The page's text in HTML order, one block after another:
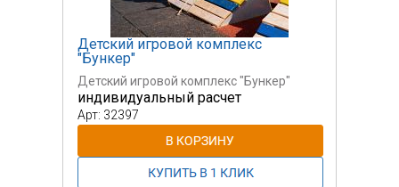
Детский игровой комплекс
"Бункер"
Детский игровой комплекс "Бункер"
индивидуальный расчет
Арт: 32397